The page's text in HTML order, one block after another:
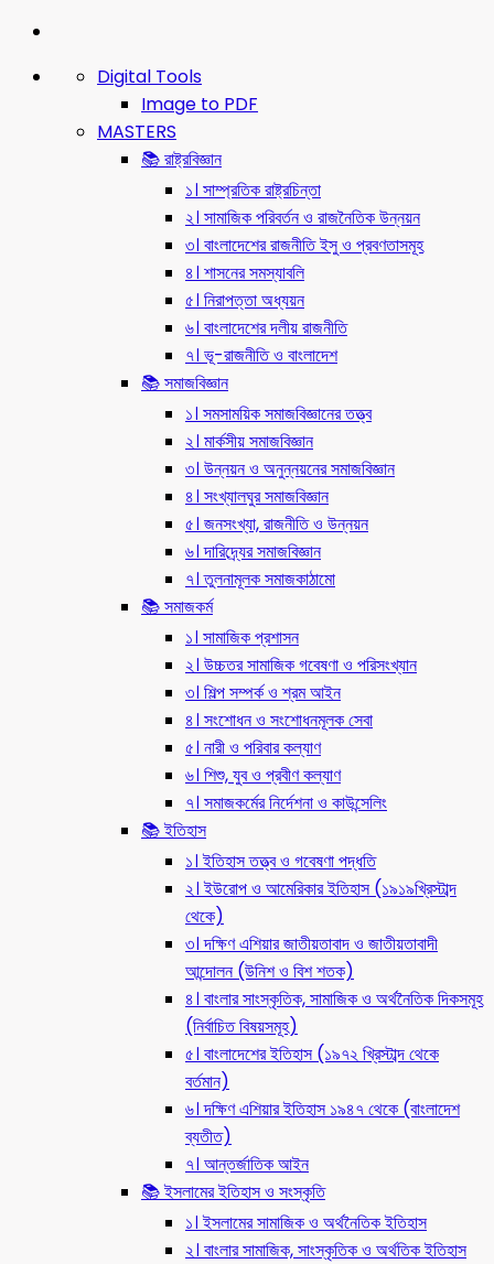
Digital Tools
Image to PDF
MASTERS
📚 রাষ্ট্রবিজ্ঞান
১। সাম্প্রতিক রাষ্ট্রচিন্তা
২। সামাজিক পরিবর্তন ও রাজনৈতিক উন্নয়ন
৩। বাংলাদেশের রাজনীতি ইসু ও প্রবণতাসমূহ
৪। শাসনের সমস্যাবলি
৫। নিরাপত্তা অধ্যয়ন
৬। বাংলাদেশের দলীয় রাজনীতি
৭। ভূ-রাজনীতি ও বাংলাদেশ
📚 সমাজবিজ্ঞান
১। সমসাময়িক সমাজবিজ্ঞানের তত্ত্ব
২। মার্কসীয় সমাজবিজ্ঞান
৩। উন্নয়ন ও অনুন্নয়নের সমাজবিজ্ঞান
৪। সংখ্যালঘুর সমাজবিজ্ঞান
৫। জনসংখ্যা, রাজনীতি ও উন্নয়ন
৬। দারিদ্র্যের সমাজবিজ্ঞান
৭। তুলনামূলক সমাজকাঠামো
📚 সমাজকর্ম
১। সামাজিক প্রশাসন
২। উচ্চতর সামাজিক গবেষণা ও পরিসংখ্যান
৩। শিল্প সম্পর্ক ও শ্রম আইন
৪। সংশোধন ও সংশোধনমূলক সেবা
৫। নারী ও পরিবার কল্যাণ
৬। শিশু, যুব ও প্রবীণ কল্যাণ
৭। সমাজকর্মের নির্দেশনা ও কাউন্সেলিং
📚 ইতিহাস
১। ইতিহাস তত্ত্ব ও গবেষণা পদ্ধতি
২। ইউরোপ ও আমেরিকার ইতিহাস (১৯১৯খ্রিস্টাব্দ
থেকে)
৩। দক্ষিণ এশিয়ার জাতীয়তাবাদ ও জাতীয়তাবাদী
আন্দোলন (উনিশ ও বিশ শতক)
৪। বাংলার সাংস্কৃতিক, সামাজিক ও অর্থনৈতিক দিকসমূহ
(নির্বাচিত বিষয়সমূহ)
৫। বাংলাদেশের ইতিহাস (১৯৭২ খ্রিস্টাব্দ থেকে
বর্তমান)
৬। দক্ষিণ এশিয়ার ইতিহাস ১৯৪৭ থেকে (বাংলাদেশ
ব্যতীত)
৭। আন্তর্জাতিক আইন
📚 ইসলামের ইতিহাস ও সংস্কৃতি
১। ইসলামের সামাজিক ও অর্থনৈতিক ইতিহাস
২। বাংলার সামাজিক, সাংস্কৃতিক ও অর্থতিক ইতিহাস